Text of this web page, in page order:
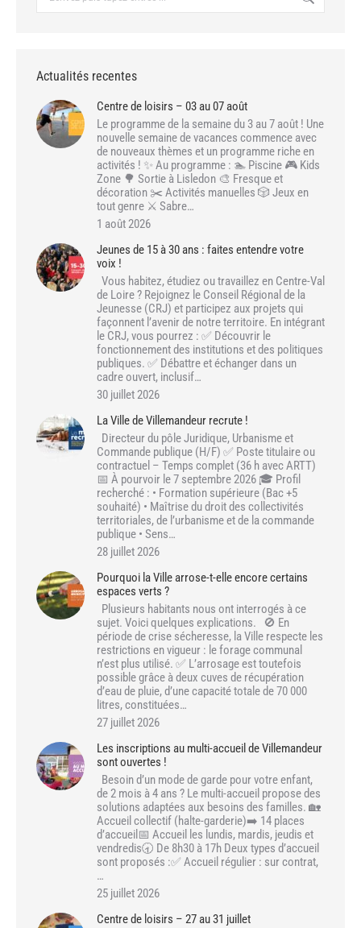
Actualités recentes
Centre de loisirs – 03 au 07 août
Le programme de la semaine du 3 au 7 août ! Une
nouvelle semaine de vacances commence avec
de nouveaux thèmes et un programme riche en
activités ! ✨ Au programme : 🏊 Piscine 🎮 Kids
Zone 🌳 Sortie à Lisledon 🎨 Fresque et
décoration ✂️ Activités manuelles 🎲 Jeux en
tout genre ⚔️ Sabre…
1 août 2026
Jeunes de 15 à 30 ans : faites entendre votre
voix !
Vous habitez, étudiez ou travaillez en Centre-Val
de Loire ? Rejoignez le Conseil Régional de la
Jeunesse (CRJ) et participez aux projets qui
façonnent l’avenir de notre territoire. En intégrant
le CRJ, vous pourrez : ✅ Découvrir le
fonctionnement des institutions et des politiques
publiques. ✅ Débattre et échanger dans un
cadre ouvert, inclusif…
30 juillet 2026
La Ville de Villemandeur recrute !
Directeur du pôle Juridique, Urbanisme et
Commande publique (H/F) ✅ Poste titulaire ou
contractuel – Temps complet (36 h avec ARTT)
📅 À pourvoir le 7 septembre 2026 🎓 Profil
recherché : • Formation supérieure (Bac +5
souhaité) • Maîtrise du droit des collectivités
territoriales, de l’urbanisme et de la commande
publique • Sens…
28 juillet 2026
Pourquoi la Ville arrose-t-elle encore certains
espaces verts ?
Plusieurs habitants nous ont interrogés à ce
sujet. Voici quelques explications. 🚫 En
période de crise sécheresse, la Ville respecte les
restrictions en vigueur : le forage communal
n’est plus utilisé. ✅ L’arrosage est toutefois
possible grâce à deux cuves de récupération
d’eau de pluie, d’une capacité totale de 70 000
litres, constituées…
27 juillet 2026
Les inscriptions au multi-accueil de Villemandeur
sont ouvertes !
Besoin d’un mode de garde pour votre enfant,
de 2 mois à 4 ans ? Le multi-accueil propose des
solutions adaptées aux besoins des familles. 🏡
Accueil collectif (halte-garderie)➡️ 14 places
d’accueil📅 Accueil les lundis, mardis, jeudis et
vendredis🕣 De 8h30 à 17h Deux types d’accueil
sont proposés :✅ Accueil régulier : sur contrat,
…
25 juillet 2026
Centre de loisirs – 27 au 31 juillet